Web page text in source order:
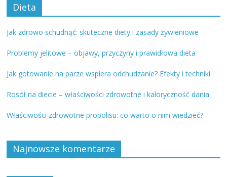
Dieta
Jak zdrowo schudnąć: skuteczne diety i zasady żywieniowe
Problemy jelitowe – objawy, przyczyny i prawidłowa dieta
Jak gotowanie na parze wspiera odchudzanie? Efekty i techniki
Rosół na diecie – właściwości zdrowotne i kaloryczność dania
Właściwości zdrowotne propolisu: co warto o nim wiedzieć?
Najnowsze komentarze